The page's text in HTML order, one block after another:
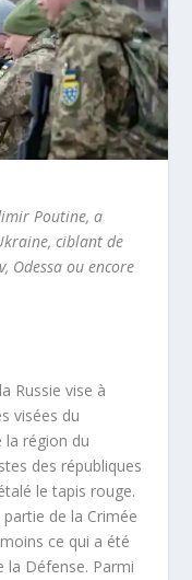
Poutine, a
ciblant de
Odessa ou encore
Russie vise à
visées du
la région du
des républiques
le tapis rouge.
de la Crimée
ce qui a été
la Défense. Parmi